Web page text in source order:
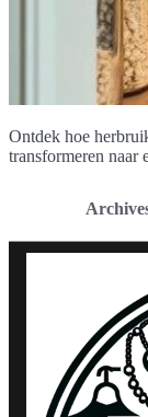
Ontdek hoe
transformeren naar